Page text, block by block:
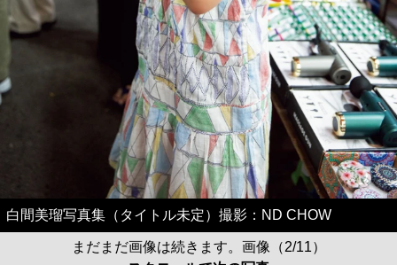
白間美瑠写真集（タイトル未定）撮影：ND CHOW
まだまだ画像は続きます。画像（2/11）